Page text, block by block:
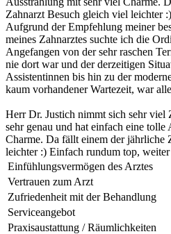
Zahnarzt Besuch gleich viel leichter
Aufgrund der Empfehlung meiner
meines Zahnarztes suchte ich die
Angefangen von der sehr raschen
nie dort war und der derzeitigen
Assistentinnen bis hin zu der
kaum vorhandener Wartezeit, war
Herr Dr. Justich nimmt sich sehr viel
sehr genau und hat einfach eine
Charme. Da fällt einem der jährliche
leichter :) Einfach rundum top, weiter
Einfühlungsvermögen des Arztes
Vertrauen zum Arzt
Zufriedenheit mit der Behandlung
Serviceangebot
Praxisaustattung / Räumlichkeiten